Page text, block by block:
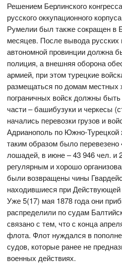
Решением Берлинского
русского оккупационного
Румелии был также сокращен в
месяцев. После вывода русских
автономной провинции должна
полиция, а внешняя оборона
армией, при этом турецкие
размещаться по домам местных
пограничных войск должны
части – башибузуки и черкесы
начались перевозки грузов и
Адрианополь по Южно-Турецкой
таким образом было перевезено
лошадей, в июне – 43 946 чел. и
регулярным и хорошо
были возвращены чины
находившиеся при
Уже 5(17) мая 1878 года они
распределили по судам
связано с тем, что с конца
флота. Флот нуждался в
судов, которые ранее не
военных действиях.